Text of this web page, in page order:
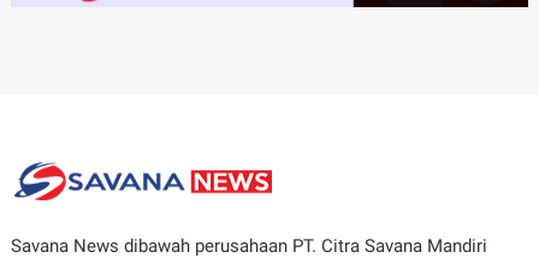
Savana News dibawah perusahaan PT. Citra Savana Mandiri